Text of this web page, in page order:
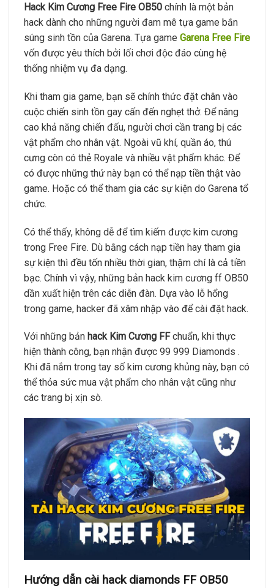
Hack Kim Cương Free Fire OB50 chính là một bản
hack dành cho những người đam mê tựa game bắn
súng sinh tồn của Garena. Tựa game Garena Free Fire
vốn được yêu thích bởi lối chơi độc đáo cùng hệ
thống nhiệm vụ đa dạng.
Khi tham gia game, bạn sẽ chính thức đặt chân vào
cuộc chiến sinh tồn gay cấn đến nghẹt thở. Để nâng
cao khả năng chiến đấu, người chơi cần trang bị các
vật phẩm cho nhân vật. Ngoài vũ khí, quần áo, thú
cưng còn có thẻ Royale và nhiều vật phẩm khác. Để
có được những thứ này bạn có thể nạp tiền thật vào
game. Hoặc có thể tham gia các sự kiện do Garena tổ
chức.
Có thể thấy, không dễ để tìm kiếm được kim cương
trong Free Fire. Dù bằng cách nạp tiền hay tham gia
sự kiện thì đều tốn nhiều thời gian, thậm chí là cả tiền
bạc. Chính vì vậy, những bản hack kim cương ff OB50
dần xuất hiện trên các diễn đàn. Dựa vào lỗ hổng
trong game, hacker đã xâm nhập vào để cài đặt hack.
Với những bản hack Kim Cương FFchuẩn, khi thực
hiện thành công, bạn nhận được 99 999 Diamonds .
Khi đã nắm trong tay số kim cương khủng này, bạn có
thể thỏa sức mua vật phẩm cho nhân vật cũng như
các trang bị xịn sò.
Hướng dẫn cài hack diamonds FF OB50